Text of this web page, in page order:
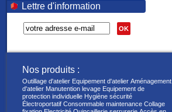
Lettre d'information
OK
Nos produits :
Outillage d'atelier Equipement d'atelier Aménagement
d'atelier Manutention levage Equipement de
protection individuelle Hygiène sécurité
Électroportatif Consommable maintenance Collage